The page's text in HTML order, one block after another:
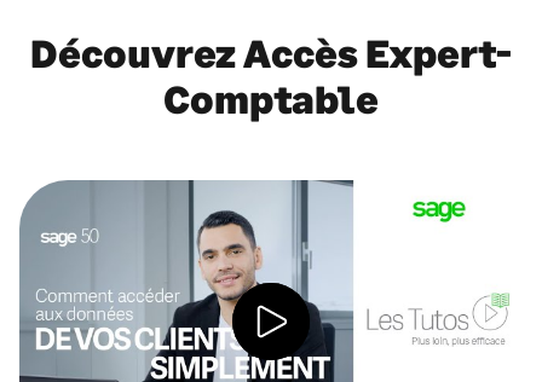
Découvrez Accès Expert-
Comptable